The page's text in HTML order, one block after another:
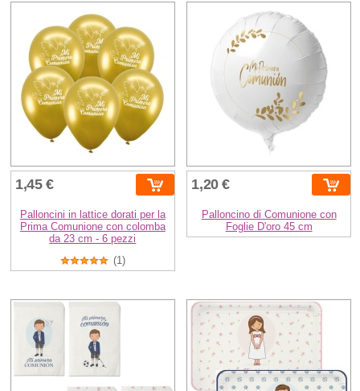
1,45 €
Palloncini in lattice dorati per la
Prima Comunione con colomba
da 23 cm - 6 pezzi
(1)
1,20 €
Palloncino di Comunione con
Foglie D'oro 45 cm